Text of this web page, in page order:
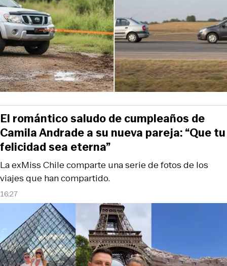
16:27
La exMiss Chile comparte una serie de fotos de los
viajes que han compartido.
El romántico saludo de cumpleaños de
Camila Andrade a su nueva pareja: “Que tu
felicidad sea eterna”